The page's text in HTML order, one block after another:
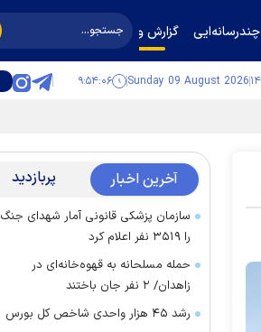
چندرسانه‌ایی گزارش و گفت‌وگو
Sunday 09 August 2026 ۹:۵۴:۰۶
آخرین اخبار پربازدید
سازمان پزشکی قانونی آمار شهدای جنگ
را ۳۵۱۹ نفر اعلام کرد
حمله مسلحانه به قهوه‌خانه‌ای در
زاهدان/ ۲ نفر جان باختند
رشد ۴۵ هزار واحدی شاخص کل بورس